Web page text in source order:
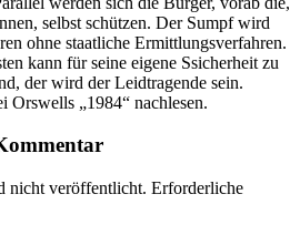
selbst schützen. Der Sumpf wird
ohne staatliche Ermittlungsverfahren.
kann für seine eigene Ssicherheit zu
der wird der Leidtragende sein.
Orswells „1984“ nachlesen.
nicht veröffentlicht. Erforderliche